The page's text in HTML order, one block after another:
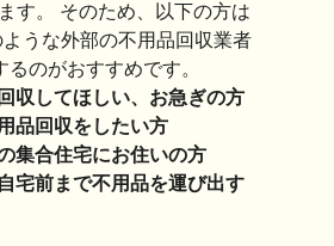
す。 そのため、以下の方は
うな外部の不用品回収業者
るのがおすすめです。
収してほしい、お急ぎの方
品回収をしたい方
集合住宅にお住いの方
宅前まで不用品を運び出す